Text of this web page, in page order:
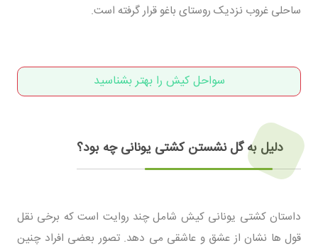
ساحلی غروب نزدیک روستای باغو قرار گرفته است.
سواحل کیش را بهتر بشناسید
دلیل به گل نشستن کشتی یونانی چه بود؟
داستان کشتی یونانی کیش شامل چند روایت است که برخی نقل
قول ها نشان از عشق و عاشقی می دهد. تصور بعضی افراد چنین